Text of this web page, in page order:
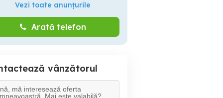
Vezi toate anunțurile
Arată telefon
vânzătorul